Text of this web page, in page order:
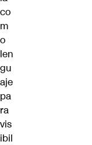
co
m
o
len
gu
aje
pa
ra
vis
ibil